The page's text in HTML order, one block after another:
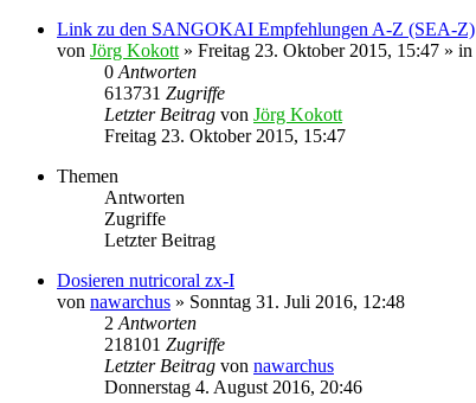
Link zu den SANGOKAI Empfehlungen A-Z (SEA-Z)
von Jörg Kokott » Freitag 23. Oktober 2015, 15:47 » in
0 Antworten
613731 Zugriffe
Letzter Beitrag von Jörg Kokott
Freitag 23. Oktober 2015, 15:47
Themen
Antworten
Zugriffe
Letzter Beitrag
Dosieren nutricoral zx-I
von nawarchus » Sonntag 31. Juli 2016, 12:48
2 Antworten
218101 Zugriffe
Letzter Beitrag von nawarchus
Donnerstag 4. August 2016, 20:46